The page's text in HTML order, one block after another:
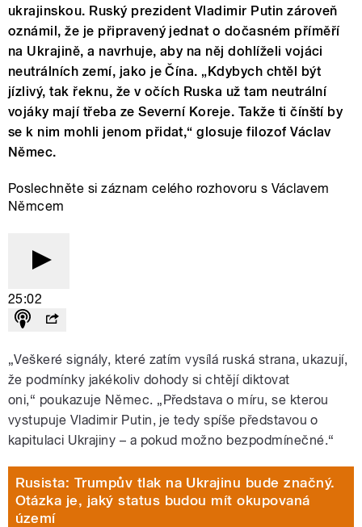
ukrajinskou. Ruský prezident Vladimir Putin zároveň
oznámil, že je připravený jednat o dočasném příměří
na Ukrajině, a navrhuje, aby na něj dohlíželi vojáci
neutrálních zemí, jako je Čína. „Kdybych chtěl být
jízlivý, tak řeknu, že v očích Ruska už tam neutrální
vojáky mají třeba ze Severní Koreje. Takže ti čínští by
se k nim mohli jenom přidat,“ glosuje filozof Václav
Němec.
Poslechněte si záznam celého rozhovoru s Václavem
Němcem
25:02
„Veškeré signály, které zatím vysílá ruská strana, ukazují,
že podmínky jakékoliv dohody si chtějí diktovat
oni,“ poukazuje Němec. „Představa o míru, se kterou
vystupuje Vladimir Putin, je tedy spíše představou o
kapitulaci Ukrajiny – a pokud možno bezpodmínečné.“
Rusista: Trumpův tlak na Ukrajinu bude značný.
Otázka je, jaký status budou mít okupovaná
území